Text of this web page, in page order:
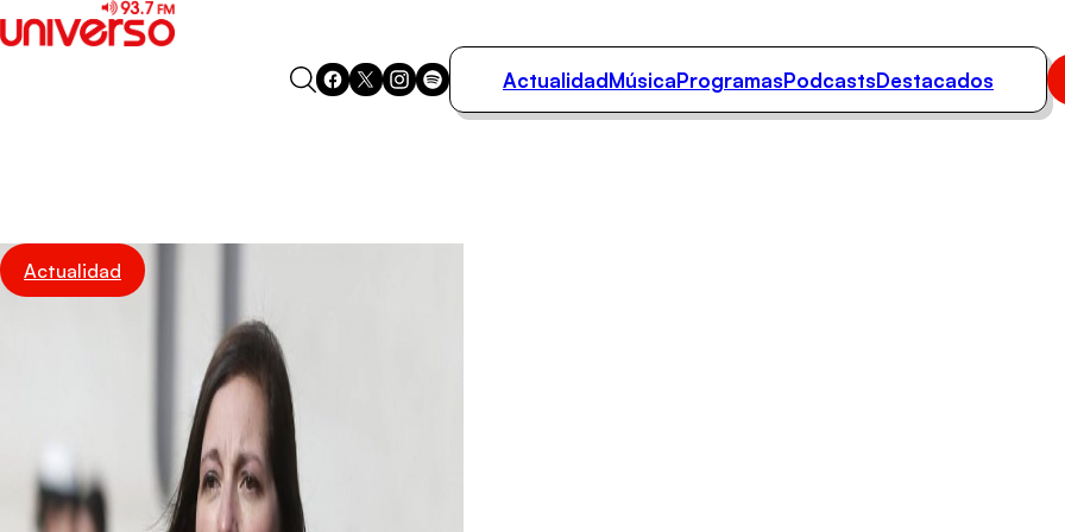
Podcasts
ActualidadMúsicaProgramasPodcastsDestacados
Actualidad